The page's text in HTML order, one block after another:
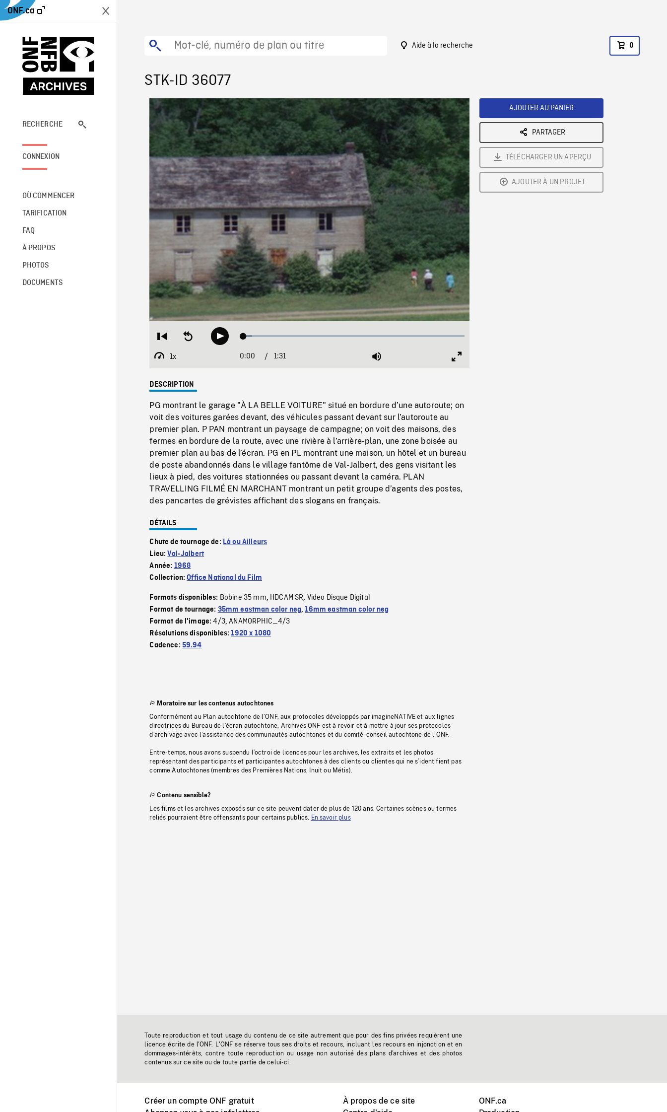
ONF.ca
RECHERCHE
CONNEXION
OÙ COMMENCER
TARIFICATION
FAQ
À PROPOS
PHOTOS
DOCUMENTS
Aide à la recherche 0
STK-ID 36077
Restart
beginning
Seek
backwardPlay Loaded:
1x
Playback
Current
0:00 / 1:31 Mute
DESCRIPTION
PG montrant le garage "À LA BELLE VOITURE" situé en bordure d’une autoroute; on
voit des voitures garées devant, des véhicules passant devant sur l’autoroute au
premier plan. P PAN montrant un paysage de campagne; on voit des maisons, des
fermes en bordure de la route, avec une rivière à l’arrière-plan, une zone boisée au
premier plan au bas de l’écran. PG en PL montrant une maison, un hôtel et un bureau
de poste abandonnés dans le village fantôme de Val-Jalbert, des gens visitant les
lieux à pied, des voitures stationnées ou passant devant la caméra. PLAN
TRAVELLING FILMÉ EN MARCHANT montrant un petit groupe d’agents des postes,
des pancartes de grévistes affichant des slogans en français.
DÉTAILS
Chute de tournage de: Là ou Ailleurs
Lieu:Val-Jalbert
Année: 1968
Collection:Office National du Film
Formats disponibles: Bobine 35 mm, HDCAM SR, Video Disque Digital
Format de tournage: 35mm eastman color neg,16mm eastman color neg
Format de l'image:4/3,ANAMORPHIC_4/3
Résolutions disponibles:1920 x 1080
Cadence: 59.94
Moratoire sur les contenus autochtones
Conformément au Plan autochtone de l’ONF, aux protocoles développés par imagineNATIVE et aux lignes
directrices du Bureau de l’écran autochtone, Archives ONF est à revoir et à mettre à jour ses protocoles
d’archivage avec l’assistance des communautés autochtones et du comité-conseil autochtone de l’ONF.
Entre-temps, nous avons suspendu l’octroi de licences pour les archives, les extraits et les photos
représentant des participants et participantes autochtones à des clients ou clientes qui ne s’identifient pas
comme Autochtones (membres des Premières Nations, Inuit ou Métis).
Contenu sensible?
Les films et les archives exposés sur ce site peuvent dater de plus de 120 ans. Certaines scènes ou termes
reliés pourraient être offensants pour certains publics.
En savoir plus
AJOUTER AU PANIER
PARTAGER
TÉLÉCHARGER UN APERÇU
AJOUTER À UN PROJET
Toute reproduction et tout usage du contenu de ce site autrement que pour des fins privées requièrent une
licence écrite de l'ONF. L'ONF se réserve tous ses droits et recours, incluant les recours en injonction et en
dommages-intérêts, contre toute reproduction ou usage non autorisé des plans d'archives et des photos
contenus sur ce site ou de toute partie de celui-ci.
Créer un compte ONF gratuit
À propos de ce site
ONF.ca